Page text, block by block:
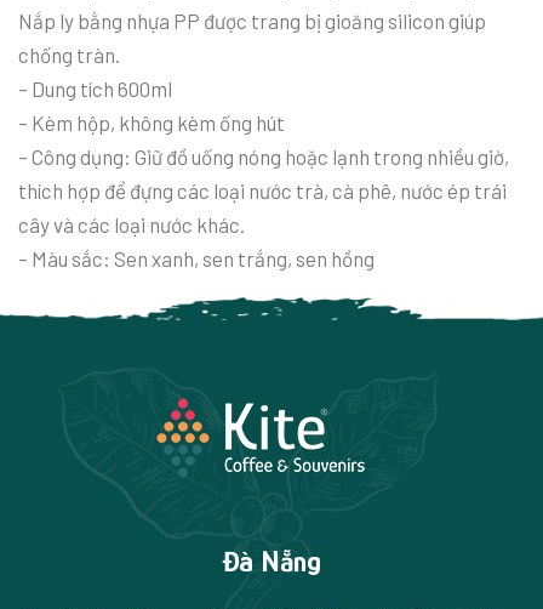
Nắp ly bằng nhựa PP được trang bị gioăng silicon giúp
chống tràn.
– Dung tích 600ml
– Kèm hộp, không kèm ống hút
– Công dụng: Giữ đồ uống nóng hoặc lạnh trong nhiều giờ,
thích hợp để đựng các loại nước trà, cà phê, nước ép trái
cây và các loại nước khác.
– Màu sắc: Sen xanh, sen trắng, sen hồng
Đà Nẵng